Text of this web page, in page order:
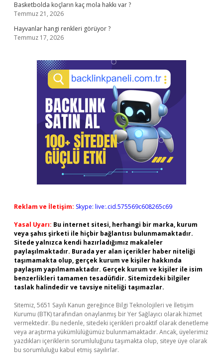
Basketbolda koçların kaç mola hakkı var ?
Temmuz 21, 2026
Hayvanlar hangi renkleri görüyor ?
Temmuz 17, 2026
Reklam ve İletişim: Skype: live:.cid.575569c608265c69
Yasal Uyarı: Bu internet sitesi, herhangi bir marka, kurum
veya şahıs şirketi ile hiçbir bağlantısı bulunmamaktadır.
Sitede yalnızca kendi hazırladığımız makaleler
paylaşılmaktadır. Burada yer alan içerikler haber niteliği
taşımamakta olup, gerçek kurum ve kişiler hakkında
paylaşım yapılmamaktadır. Gerçek kurum ve kişiler ile isim
benzerlikleri tamamen tesadüfidir. Sitemizdeki bilgiler
taslak halindedir ve tavsiye niteliği taşımazlar.
Sitemiz, 5651 Sayılı Kanun gereğince Bilgi Teknolojileri ve İletişim
Kurumu (BTK) tarafından onaylanmış bir Yer Sağlayıcı olarak hizmet
vermektedir. Bu nedenle, sitedeki içerikleri proaktif olarak denetleme
veya araştırma yükümlülüğümüz bulunmamaktadır. Ancak, üyelerimiz
yazdıkları içeriklerin sorumluluğunu taşımakta olup, siteye üye olarak
bu sorumluluğu kabul etmiş sayılırlar.